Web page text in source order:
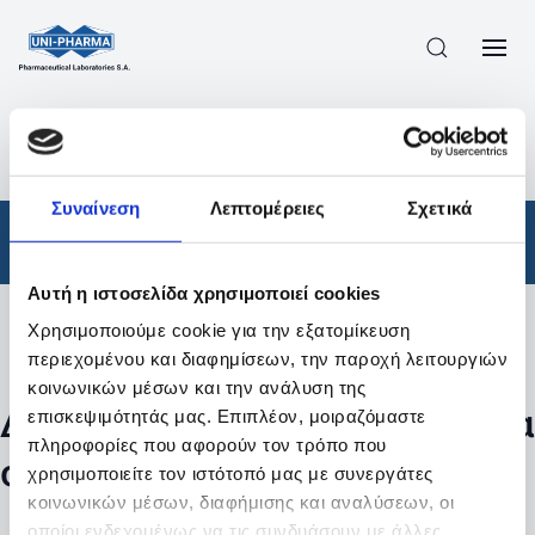
Συναίνεση Λεπτομέρειες Σχετικά
Αυτή η ιστοσελίδα χρησιμοποιεί cookies
Χρησιμοποιούμε cookie για την εξατομίκευση
περιεχομένου και διαφημίσεων, την παροχή λειτουργιών
κοινωνικών μέσων και την ανάλυση της
επισκεψιμότητάς μας. Επιπλέον, μοιραζόμαστε
πληροφορίες που αφορούν τον τρόπο που
χρησιμοποιείτε τον ιστότοπό μας με συνεργάτες
κοινωνικών μέσων, διαφήμισης και αναλύσεων, οι
οποίοι ενδεχομένως να τις συνδυάσουν με άλλες
ΠΡΟΪΟΝΤΑ ΣΥΝΤΑΓΟΓΡΑΦΟΎΜΕΝΑ
/
ΑΠΟΤΕΛΕΣΜΑΤΑ ΑΝΑΖΗΤΗΣΗΣ
Φάρμακα / Συνταγογραφούμενα
Φίλτρα
Δεν βρέθηκαν προϊόντα με τα
συγκεκριμένα φίλτρα